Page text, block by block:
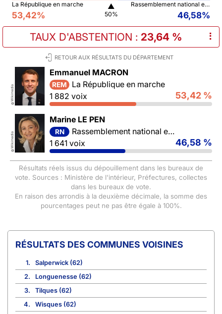
La République en marche
53,42%
▲
50%
Rassemblement national et ses alliés
46,58%
TAUX D'ABSTENTION : 23,64 % ⠇
RETOUR AUX RÉSULTATS DU DÉPARTEMENT
©
Wikimedia
Emmanuel MACRON
REM
La République en marche
1 882 voix
53,42 %
©
Wikimedia
Marine LE PEN
RN
Rassemblement national et ses alliés
1 641 voix
46,58 %
Résultats réels issus du dépouillement dans les bureaux de
vote. Sources : Ministère de l'intérieur, Préfectures, collectes
dans les bureaux de vote.
En raison des arrondis à la deuxième décimale, la somme des
pourcentages peut ne pas être égale à 100%.
COMMUNES VOISINES
1.
Salperwick (62)
2.
Longuenesse (62)
3.
Tilques (62)
4.
Wisques (62)